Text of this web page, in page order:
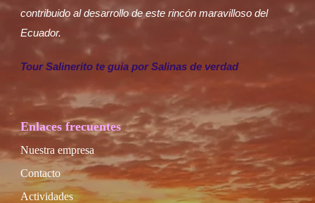
contribuido al desarrollo de este rincón maravilloso del
Ecuador.
Tour Salinerito te guia por Salinas de verdad
Enlaces frecuentes
Nuestra empresa
Contacto
Actividades